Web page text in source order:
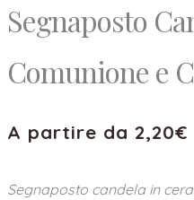
Segnaposto
Comunione e
A partire da 2,20€
Segnaposto candela in